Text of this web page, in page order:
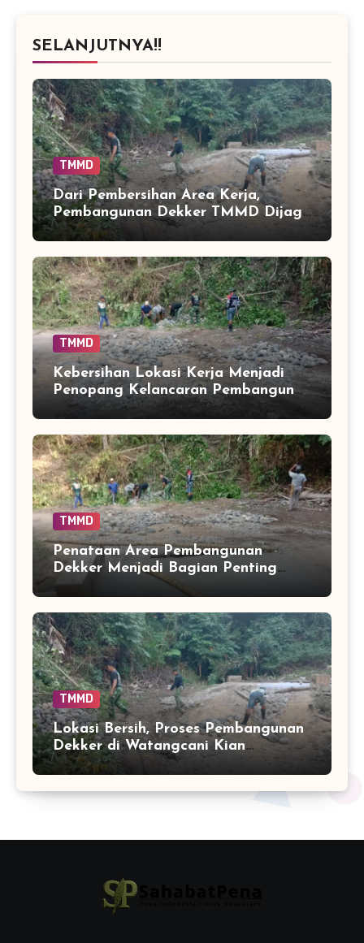
SELANJUTNYA!!
TMMD
Dari Pembersihan Area Kerja,
Pembangunan Dekker TMMD Dijaga
Tetap Efektif
TMMD
Kebersihan Lokasi Kerja Menjadi
Penopang Kelancaran Pembangunan
Dekker di Bontocani
TMMD
Penataan Area Pembangunan
Dekker Menjadi Bagian Penting
dalam Tahapan TMMD
TMMD
Lokasi Bersih, Proses Pembangunan
Dekker di Watangcani Kian
Terkendali